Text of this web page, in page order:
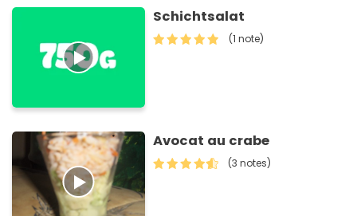
Schichtsalat
(1 note)
Avocat au crabe
(3 notes)